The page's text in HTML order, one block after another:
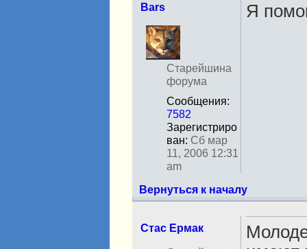
Bars
Н
е
в
Старейшина
форума
Сообщения:
7582
Зарегистриро
ван: Сб мар
11, 2006 12:31
am
Я
Вернуться к началу
Стас Ермак